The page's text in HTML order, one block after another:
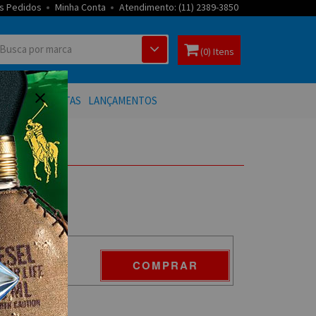
Pedidos Minha Conta Atendimento: (11) 2389-3850
(0) Itens
OFERTAS LANÇAMENTOS
COMPRAR